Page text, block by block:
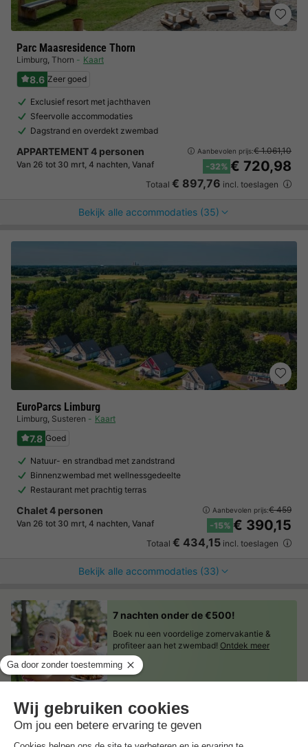
Parc Maasresidence Thorn
Limburg, Thorn Kaart
8.6 Zeer goed
Exclusief resort met jachthaven
Sfeervolle accommodaties
Dagstrand en overdekt zwembad
APPARTEMENT 4 personen
Van 26 tot 30 mrt, 4 nachten, Vanaf
Aanbevolen prijs:€ 1.061,10
-32% € 720,98
Totaal € 897,76 incl. toeslagen
Bekijk alle accommodaties (35)
EuroParcs Limburg
Limburg, Susteren Kaart
7.8 Goed
Natuur- en strandbad met zandstrand
Binnenzwembad met wellnessgedeelte
Restaurant met prachtig terras
Chalet 4 personen
Van 26 tot 30 mrt, 4 nachten, Vanaf
Aanbevolen prijs:€ 459
-15% € 390,15
Totaal € 434,15 incl. toeslagen
Bekijk alle accommodaties (33)
7 nachten onder de €500!
Boek nu een voordelige zomervakantie &
profiteer aan het zwembad! Ontdek meer